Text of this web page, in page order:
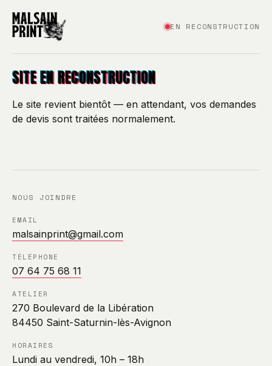
EN RECONSTRUCTION
SITE EN RECONSTRUCTION
Le site revient bientôt — en attendant, vos demandes
de devis sont traitées normalement.
NOUS JOINDRE
EMAIL
malsainprint@gmail.com
TÉLÉPHONE
07 64 75 68 11
ATELIER
270 Boulevard de la Libération
84450 Saint-Saturnin-lès-Avignon
HORAIRES
Lundi au vendredi, 10h – 18h